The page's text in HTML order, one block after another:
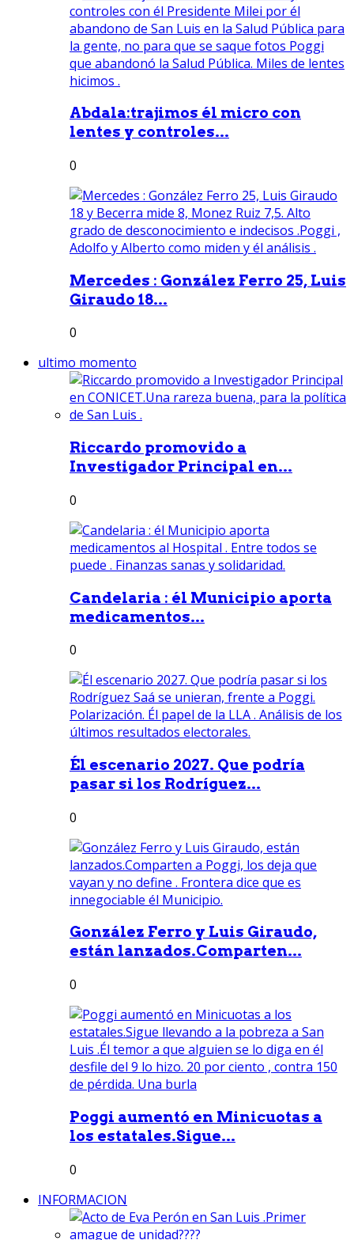
Abdala:trajimos él micro con
lentes y controles...
0
Mercedes : González Ferro 25, Luis
Giraudo 18...
0
ultimo momento
Riccardo promovido a
Investigador Principal en...
0
Candelaria : él Municipio aporta
medicamentos...
0
Él escenario 2027. Que podría
pasar si los Rodríguez...
0
González Ferro y Luis Giraudo,
están lanzados.Comparten...
0
Poggi aumentó en Minicuotas a
los estatales.Sigue...
0
INFORMACION